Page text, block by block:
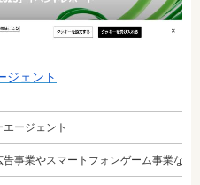
ジェント
ージェント
事業やスマートフォンゲーム事業など